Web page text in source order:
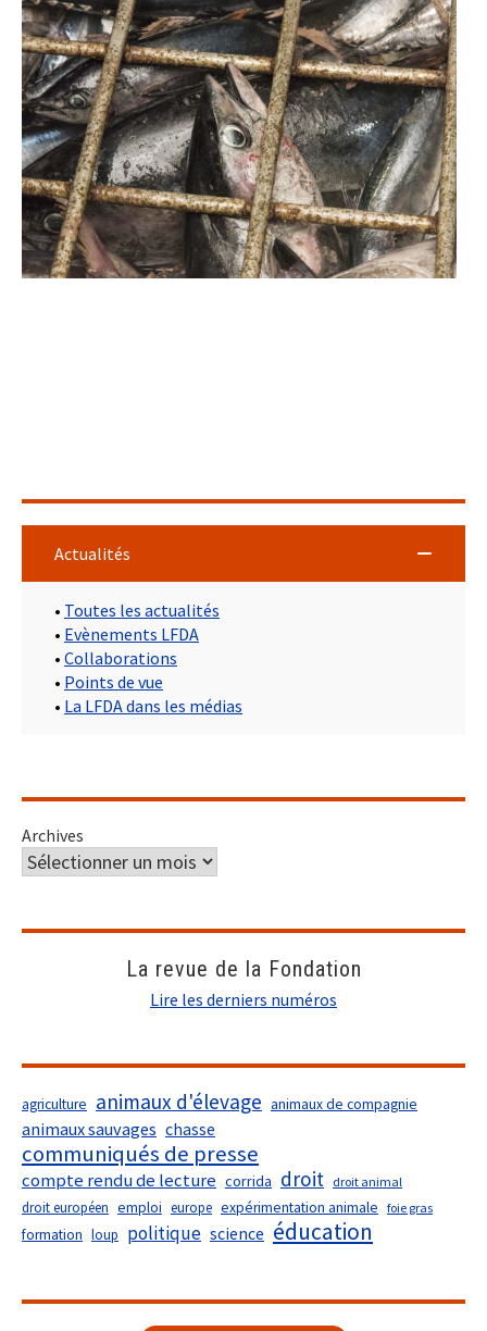
Actualités
• Toutes les actualités
• Evènements LFDA
• Collaborations
• Points de vue
• La LFDA dans les médias
Archives
La revue de la Fondation
Lire les derniers numéros
agriculture animaux d'élevage animaux de compagnie
animaux sauvages chasse
communiqués de presse
compte rendu de lecture corrida droit droit animal
droit européen emploi europe expérimentation animale foie gras
formation loup politique science éducation